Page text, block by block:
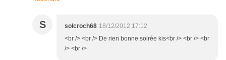
S solcroch68 18/12/2012 17:12
<br /> <br /> De rien bonne soirée kis<br /> <br /> <br
/> <br />